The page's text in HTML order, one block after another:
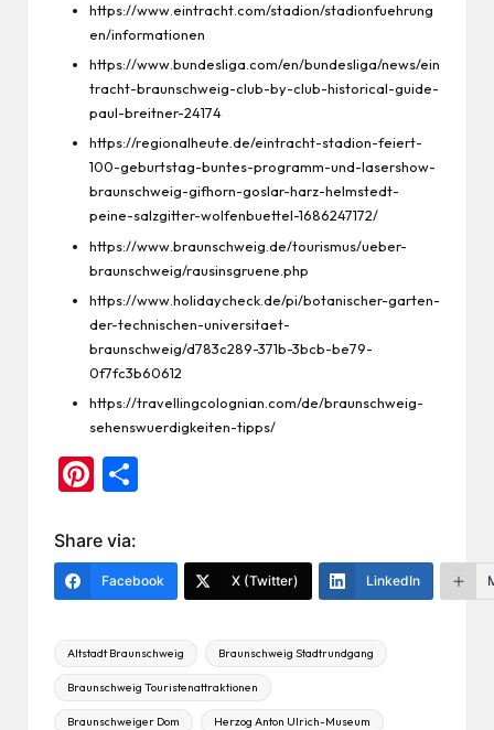
https://www.eintracht.com/stadion/stadionfuehrung
en/informationen
https://www.bundesliga.com/en/bundesliga/news/ein
tracht-braunschweig-club-by-club-historical-guide-
paul-breitner-24174
https://regionalheute.de/eintracht-stadion-feiert-
100-geburtstag-buntes-programm-und-lasershow-
braunschweig-gifhorn-goslar-harz-helmstedt-
peine-salzgitter-wolfenbuettel-1686247172/
https://www.braunschweig.de/tourismus/ueber-
braunschweig/rausinsgruene.php
https://www.holidaycheck.de/pi/botanischer-garten-
der-technischen-universitaet-
braunschweig/d783c289-371b-3bcb-be79-
0f7fc3b60612
https://travellingcolognian.com/de/braunschweig-
sehenswuerdigkeiten-tipps/
Pi
er
es
t
Share via:
Facebook X (Twitter) LinkedIn
Tags:
Altstadt Braunschweig Braunschweig Stadtrundgang
Braunschweig Touristenattraktionen
Braunschweiger Dom Herzog Anton Ulrich-Museum